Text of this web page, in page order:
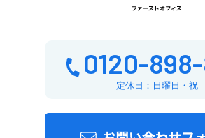
0120-
定休日：日曜日・祝